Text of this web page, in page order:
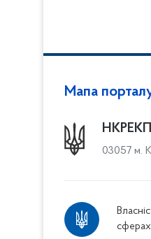
Мапа
НКРЕКП
03057 м.